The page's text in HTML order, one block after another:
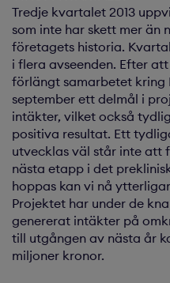
Tredje kvartalet 2013
som inte har skett mer än
företagets historia.
i flera avseenden. Efter
för­längt samarbetet kring
september ett delmål i
intäkter, vilket också
positiva resultat. Ett
utvecklas väl står inte att
nästa etapp i det
hoppas kan vi nå
Projektet har under de
genererat intäkter på
till utgången av nästa år
miljoner kronor.